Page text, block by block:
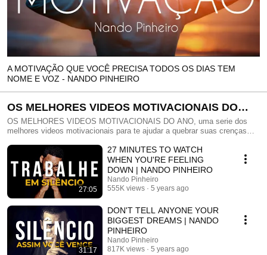
A MOTIVAÇÃO QUE VOCÊ PRECISA TODOS OS DIAS TEM
NOME E VOZ - NANDO PINHEIRO
OS MELHORES VIDEOS MOTIVACIONAIS DO
ANO
OS MELHORES VIDEOS MOTIVACIONAIS DO ANO, uma serie dos
melhores videos motivacionais para te ajudar a quebrar suas crenças
lista de favoritos e assista quantas vezes quiser e sempre que precisar.
Motivação com Nando Pinheiro, ator, locutor e palestrante motivacional
conhecido como a voz da motivação. Para que você não fique
aborrecido com as propagandas do youtube indicamos que assine o
youtube premium é muito barato e vale o pequeno investimento.
27:05
27 MINUTES TO WATCH
WHEN YOU'RE FEELING
DOWN | NANDO PINHEIRO
Nando Pinheiro
555K views
5 years ago
31:17
DON'T TELL ANYONE YOUR
BIGGEST DREAMS | NANDO
PINHEIRO
Nando Pinheiro
817K views
5 years ago